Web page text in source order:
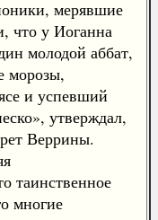
мерявшие
что у Иоганна
молодой аббат,
морозы,
и успевший
утверждал,
Веррины.
таинственное
многие